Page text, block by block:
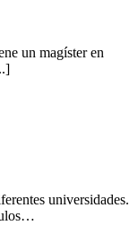
un magíster en
universidades.